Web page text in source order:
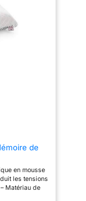
plus moelleux, mais
et confortables
Emballage
- Les oreillers sont
de
en mousse
les tensions
Matériau de